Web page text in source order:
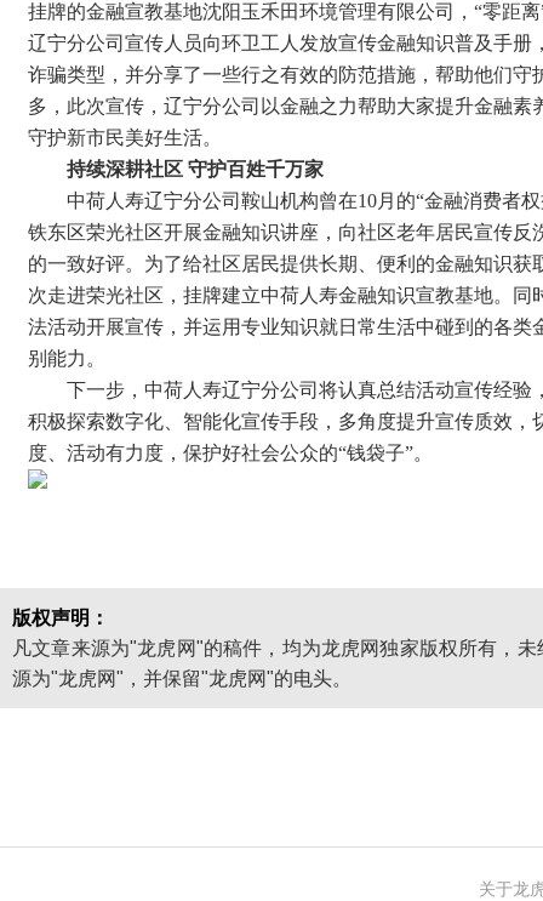
挂牌的金融宣教基地沈阳玉禾田环境管理有限公司，“零距
辽宁分公司宣传人员向环卫工人发放宣传金融知识普及手
诈骗类型，并分享了一些行之有效的防范措施，帮助他们
多，此次宣传，辽宁分公司以金融之力帮助大家提升金融
守护新市民美好生活。
持续深耕社区 守护百姓千万家
中荷人寿辽宁分公司鞍山机构曾在10月的“金融消费者
铁东区荣光社区开展金融知识讲座，向社区老年居民宣传
的一致好评。为了给社区居民提供长期、便利的金融知识获
次走进荣光社区，挂牌建立中荷人寿金融知识宣教基地。同
法活动开展宣传，并运用专业知识就日常生活中碰到的各
别能力。
下一步，中荷人寿辽宁分公司将认真总结活动宣传经
积极探索数字化、智能化宣传手段，多角度提升宣传质效
度、活动有力度，保护好社会公众的“钱袋子”。
版权声明：
凡文章来源为"龙虎网"的稿件，均为龙虎网独家版权所有，
源为"龙虎网"，并保留"龙虎网"的电头。
关于龙